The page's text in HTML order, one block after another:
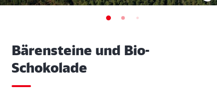
Bärensteine und Bio-
Schokolade